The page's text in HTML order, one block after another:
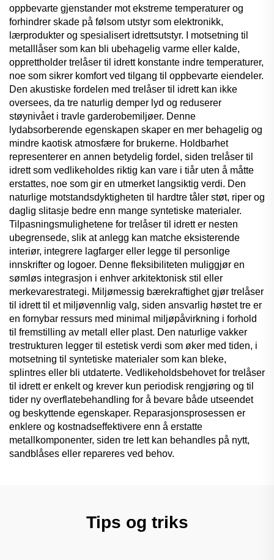
oppbevarte gjenstander mot ekstreme temperaturer og
forhindrer skade på følsom utstyr som elektronikk,
lærprodukter og spesialisert idrettsutstyr. I motsetning til
metalllåser som kan bli ubehagelig varme eller kalde,
opprettholder trelåser til idrett konstante indre temperaturer,
noe som sikrer komfort ved tilgang til oppbevarte eiendeler.
Den akustiske fordelen med trelåser til idrett kan ikke
oversees, da tre naturlig demper lyd og reduserer
støynivået i travle garderobemiljøer. Denne
lydabsorberende egenskapen skaper en mer behagelig og
mindre kaotisk atmosfære for brukerne. Holdbarhet
representerer en annen betydelig fordel, siden trelåser til
idrett som vedlikeholdes riktig kan vare i tiår uten å måtte
erstattes, noe som gir en utmerket langsiktig verdi. Den
naturlige motstandsdyktigheten til hardtre tåler støt, riper og
daglig slitasje bedre enn mange syntetiske materialer.
Tilpasningsmulighetene for trelåser til idrett er nesten
ubegrensede, slik at anlegg kan matche eksisterende
interiør, integrere lagfarger eller legge til personlige
innskrifter og logoer. Denne fleksibiliteten muliggjør en
sømløs integrasjon i enhver arkitektonisk stil eller
merkevarestrategi. Miljømessig bærekraftighet gjør trelåser
til idrett til et miljøvennlig valg, siden ansvarlig høstet tre er
en fornybar ressurs med minimal miljøpåvirkning i forhold
til fremstilling av metall eller plast. Den naturlige vakker
trestrukturen legger til estetisk verdi som øker med tiden, i
motsetning til syntetiske materialer som kan bleke,
splintres eller bli utdaterte. Vedlikeholdsbehovet for trelåser
til idrett er enkelt og krever kun periodisk rengjøring og til
tider ny overflatebehandling for å bevare både utseendet
og beskyttende egenskaper. Reparasjonsprosessen er
enklere og kostnadseffektivere enn å erstatte
metallkomponenter, siden tre lett kan behandles på nytt,
sandblåses eller repareres ved behov.
Tips og triks